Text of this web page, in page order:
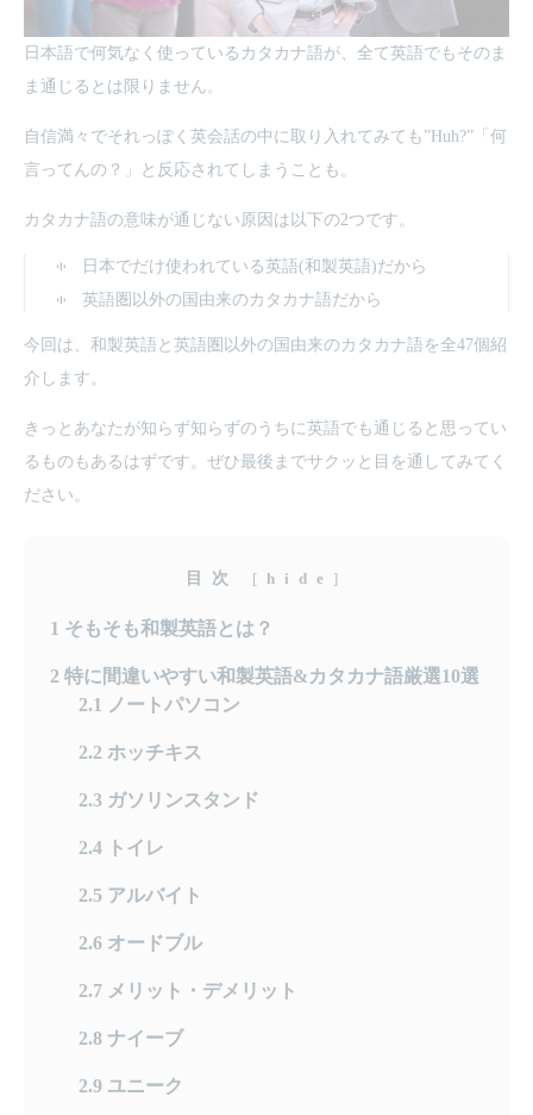
日本語で何気なく使っているカタカナ語が、全て英語でもそのま
ま通じるとは限りません。
自信満々でそれっぽく英会話の中に取り入れてみても”Huh?”「何
言ってんの？」と反応されてしまうことも。
カタカナ語の意味が通じない原因は以下の2つです。
日本でだけ使われている英語(和製英語)だから
英語圏以外の国由来のカタカナ語だから
今回は、和製英語と英語圏以外の国由来のカタカナ語を全47個紹
介します。
きっとあなたが知らず知らずのうちに英語でも通じると思ってい
るものもあるはずです。ぜひ最後までサクッと目を通してみてく
ださい。
目次 [ hide ]
1 そもそも和製英語とは？
2 特に間違いやすい和製英語&カタカナ語厳選10選
2.1 ノートパソコン
2.2 ホッチキス
2.3 ガソリンスタンド
2.4 トイレ
2.5 アルバイト
2.6 オードブル
2.7 メリット・デメリット
2.8 ナイーブ
2.9 ユニーク